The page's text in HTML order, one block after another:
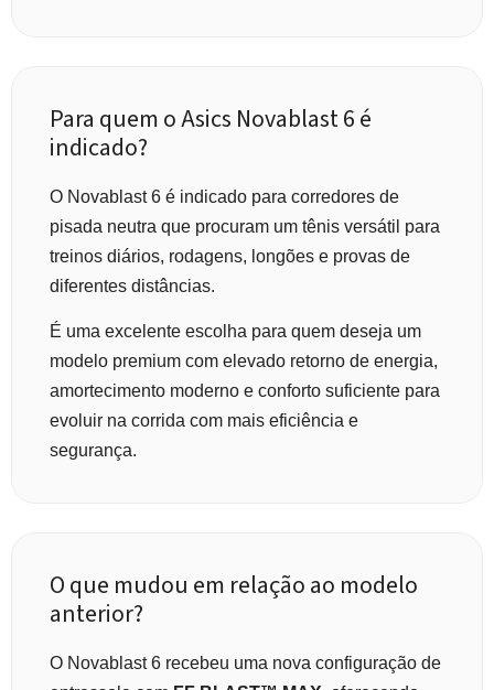
Para quem o Asics Novablast 6 é
indicado?
O Novablast 6 é indicado para corredores de
pisada neutra que procuram um tênis versátil para
treinos diários, rodagens, longões e provas de
diferentes distâncias.
É uma excelente escolha para quem deseja um
modelo premium com elevado retorno de energia,
amortecimento moderno e conforto suficiente para
evoluir na corrida com mais eficiência e
segurança.
O que mudou em relação ao modelo
anterior?
O Novablast 6 recebeu uma nova configuração de